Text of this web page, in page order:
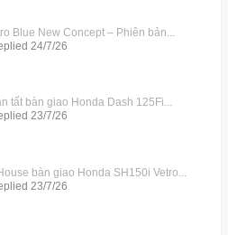
Blue New Concept – Phiên bản...
24/7/26
tất bàn giao Honda Dash 125Fi...
23/7/26
bàn giao Honda SH150i Vetro...
23/7/26